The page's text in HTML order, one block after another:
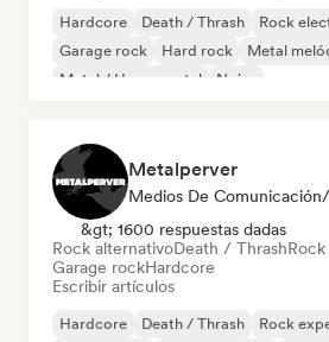
Hardcore Death / Thrash
Rock
Garage rock
Hard rock
Metal
Metal / Heavy metal
Noise
Metalperver
Medios De
&gt; 1600 respuestas dadas
Rock alternativoDeath / Thrash
Garage rockHardcore
Escribir artículos
Hardcore Death / Thrash
Rock